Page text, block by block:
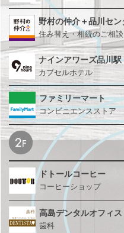
野村の仲介＋品川セン
住み替え・相続のご相談
ナインアワーズ品川駅
カプセルホテル
ファミリーマート
コンビニエンスストア
ドトールコーヒー
コーヒーショップ
高島デンタルオフィス
歯科